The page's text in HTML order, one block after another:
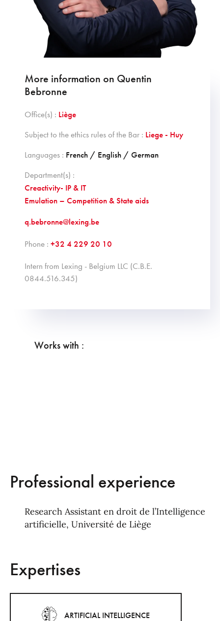
More information on Quentin
Bebronne
Office(s) : Liège
Subject to the ethics rules of the Bar : Liege - Huy
Languages : French / English / German
Department(s) :
Creactivity- IP & IT
Emulation – Competition & State aids
q.bebronne@lexing.be
Phone : +32 4 229 20 10
intern from Lexing - Belgium LLC (C.B.E.
0844.516.345)
Works with :
Professional experience
Research Assistant en droit de l’Intelligence
artificielle, Université de Liège
Expertises
ARTIFICIAL INTELLIGENCE